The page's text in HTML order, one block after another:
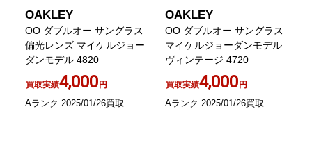
OAKLEY
OO ダブルオー サングラス
偏光レンズ マイケルジョー
ダンモデル 4820
買取実績4,000円
Aランク 2025/01/26買取
OAKLEY
OO ダブルオー サングラス
マイケルジョーダンモデル
ヴィンテージ 4720
買取実績4,000円
Aランク 2025/01/26買取